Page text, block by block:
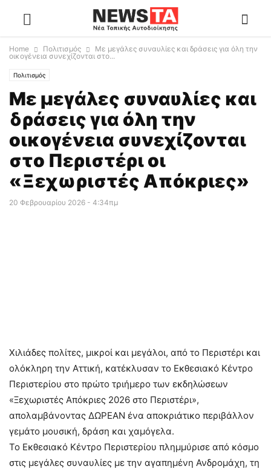
Home Πολιτισμός
Με μεγάλες συναυλίες και δράσεις για όλη την
οικογένεια συνεχίζονται στο...
Πολιτισμός
Με μεγάλες συναυλίες και
δράσεις για όλη την
οικογένεια συνεχίζονται
στο Περιστέρι οι
«Ξεχωριστές Απόκριες»
20 Φεβρουαρίου 2026 - 4:34πμ
Χιλιάδες πολίτες, μικροί και μεγάλοι, από το Περιστέρι και
ολόκληρη την Αττική, κατέκλυσαν το Εκθεσιακό Κέντρο
Περιστερίου στο πρώτο τριήμερο των εκδηλώσεων
«Ξεχωριστές Απόκριες 2026 στο Περιστέρι»,
απολαμβάνοντας ΔΩΡΕΑΝ ένα αποκριάτικο περιβάλλον
γεμάτο μουσική, δράση και χαμόγελα.
Το Εκθεσιακό Κέντρο Περιστερίου πλημμύρισε από κόσμο
στις μεγάλες συναυλίες με την αγαπημένη Ανδρομάχη, τη